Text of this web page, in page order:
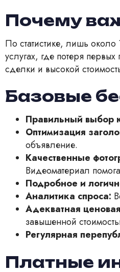
Почему
По статистике, лишь около
услугах, где потеря
сделки и высокой
Базовые
Правильный выбор
Оптимизация
объявление.
Качественные
Видеоматериал
Подробное и
Аналитика спроса:
Адекватная
завышенной
Регулярная
Платные